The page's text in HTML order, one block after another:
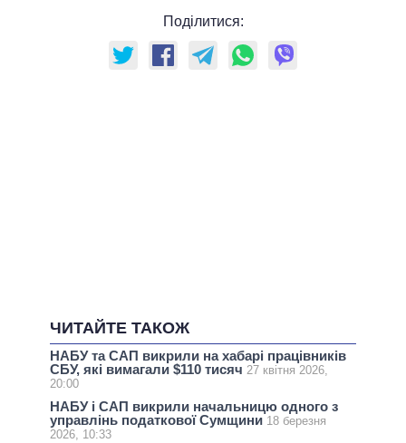
Поділитися:
ЧИТАЙТЕ ТАКОЖ
НАБУ та САП викрили на хабарі працівників
СБУ, які вимагали $110 тисяч 27 квітня 2026,
20:00
НАБУ і САП викрили начальницю одного з
управлінь податкової Сумщини 18 березня
2026, 10:33